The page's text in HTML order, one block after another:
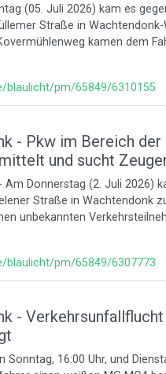
(05. Juli 2026) kam es
Straße in Wachtendonk-
kamen dem
blaulicht/pm/65849/6310155
- Pkw im Bereich der
und sucht
Donnerstag (2. Juli 2026)
Straße in Wachtendonk
unbekannten
blaulicht/pm/65849/6307773
-
16:00 Uhr, und